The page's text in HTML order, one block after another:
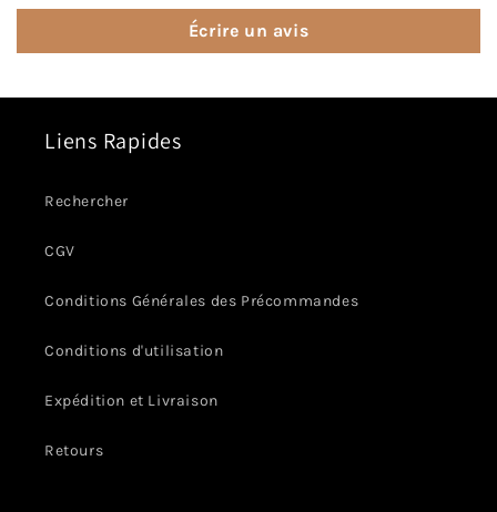
Écrire un avis
Liens Rapides
Rechercher
CGV
Conditions Générales des Précommandes
Conditions d'utilisation
Expédition et Livraison
Retours